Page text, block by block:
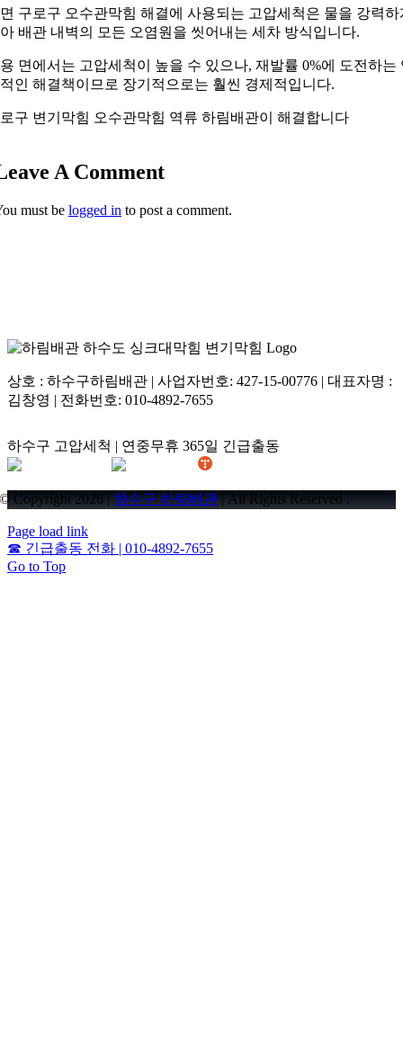
구로구 오수관막힘 해결에 사용되는 고압세척은 물을 강력하
배관 내벽의 모든 오염원을 씻어내는 세차 방식입니다.
면에서는 고압세척이 높을 수 있으나, 재발률 0%에 도전하는
인 해결책이므로 장기적으로는 훨씬 경제적입니다.
구 변기막힘 오수관막힘 역류 하림배관이 해결합니다
A Comment
must be logged in to post a comment.
상호 : 하수구하림배관 | 사업자번호: 427-15-00776 | 대표자명 :
김창영 | 전화번호: 010-4892-7655
하수구 고압세척 | 연중무휴 365일 긴급출동
© Copyright 2026 |하수구 하림배관 | All Rights Reserved .
Page load link
☎ 긴급출동 전화 | 010-4892-7655
Go to Top